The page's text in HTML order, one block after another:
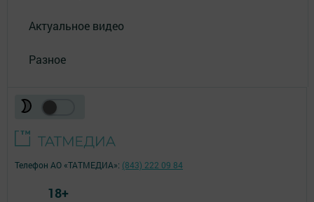
Актуальное видео
Разное
Телефон АО «ТАТМЕДИА»: (843) 222 09 84
18+